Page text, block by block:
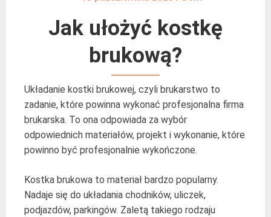
Jak ułożyć kostkę
brukową?
Układanie kostki brukowej, czyli brukarstwo to
zadanie, które powinna wykonać profesjonalna firma
brukarska. To ona odpowiada za wybór
odpowiednich materiałów, projekt i wykonanie, które
powinno być profesjonalnie wykończone.
Kostka brukowa to materiał bardzo popularny.
Nadaje się do układania chodników, uliczek,
podjazdów, parkingów. Zaletą takiego rodzaju